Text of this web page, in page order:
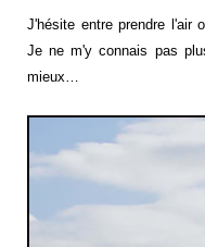
J'hésite entre prendre l'air
Je ne m'y connais pas
mieux…